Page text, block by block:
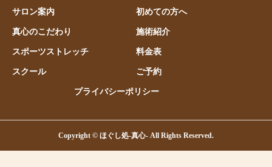
サロン案内 初めての方へ
真心のこだわり 施術紹介
スポーツストレッチ 料金表
スクール ご予約
プライバシーポリシー
Copyright © ほぐし処-真心- All Rights Reserved.